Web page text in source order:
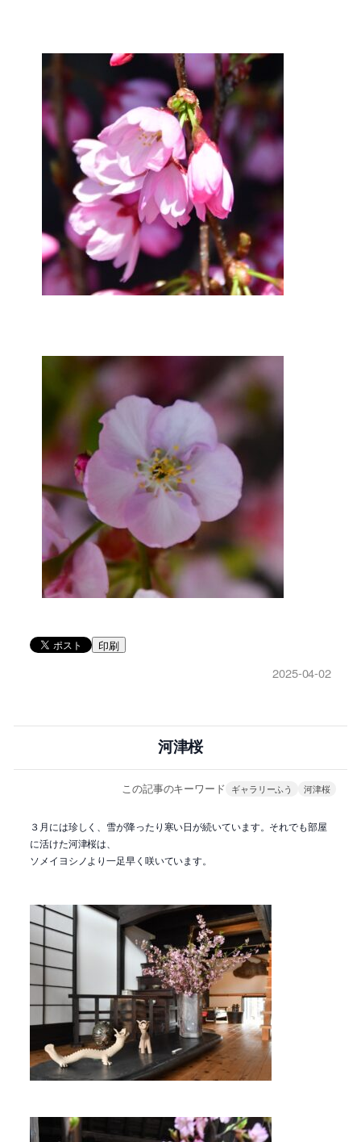
印刷
2025-04-02
河津桜
この記事のキーワード ギャラリーふう 河津桜
３月には珍しく、雪が降ったり寒い日が続いています。それでも部屋
に活けた河津桜は、
ソメイヨシノより一足早く咲いています。